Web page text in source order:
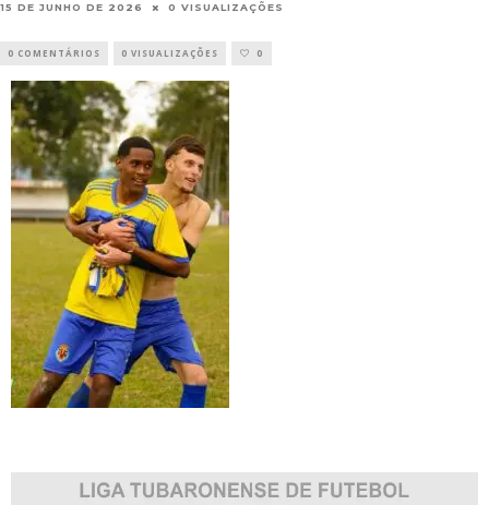
15 DE JUNHO DE 2026 0 VISUALIZAÇÕES
0 COMENTÁRIOS 0 VISUALIZAÇÕES 0